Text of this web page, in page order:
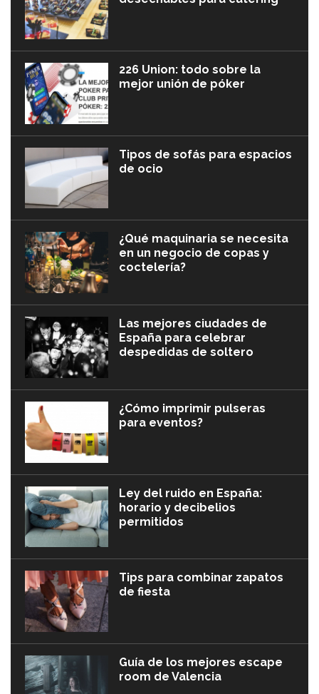
226 Union: todo sobre la
mejor unión de póker
Tipos de sofás para espacios
de ocio
¿Qué maquinaria se necesita
en un negocio de copas y
coctelería?
Las mejores ciudades de
España para celebrar
despedidas de soltero
¿Cómo imprimir pulseras
para eventos?
Ley del ruido en España:
horario y decibelios
permitidos
Tips para combinar zapatos
de fiesta
Guía de los mejores escape
room de Valencia